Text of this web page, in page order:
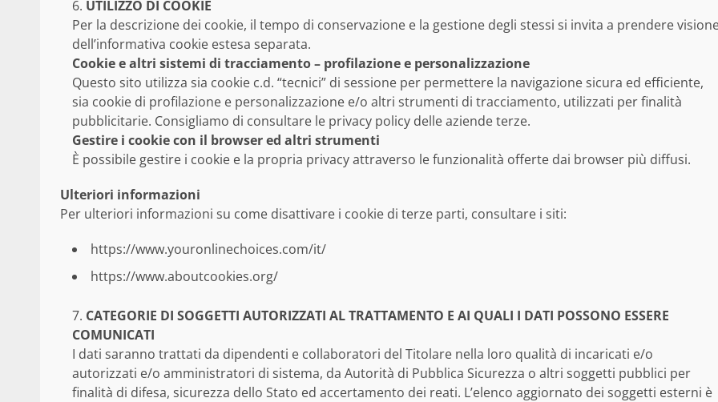
UTILIZZO DI COOKIE
Per la descrizione dei cookie, il tempo di conservazione e la gestione degli stessi si invita a prendere
dell’informativa cookie estesa separata.
Cookie e altri sistemi di tracciamento – profilazione e personalizzazione
Questo sito utilizza sia cookie c.d. “tecnici” di sessione per permettere la navigazione sicura ed efficiente,
sia cookie di profilazione e personalizzazione e/o altri strumenti di tracciamento, utilizzati per finalità
pubblicitarie. Consigliamo di consultare le privacy policy delle aziende terze.
Gestire i cookie con il browser ed altri strumenti
È possibile gestire i cookie e la propria privacy attraverso le funzionalità offerte dai browser più diffusi.
Ulteriori informazioni
Per ulteriori informazioni su come disattivare i cookie di terze parti, consultare i siti:
https://www.youronlinechoices.com/it/
https://www.aboutcookies.org/
CATEGORIE DI SOGGETTI AUTORIZZATI AL TRATTAMENTO E AI QUALI I DATI POSSONO ESSERE
COMUNICATI
I dati saranno trattati da dipendenti e collaboratori del Titolare nella loro qualità di incaricati e/o
autorizzati e/o amministratori di sistema, da Autorità di Pubblica Sicurezza o altri soggetti pubblici per
finalità di difesa, sicurezza dello Stato ed accertamento dei reati. L’elenco aggiornato dei soggetti esterni è